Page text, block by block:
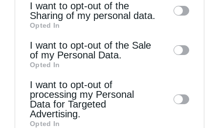
information by third parties on the IAB’s list
of downstream participants. This
information may also be disclosed by us to
third parties on theIAB’s List of
Downstream Participants
disclose it to other third parties.
I want to opt-out of the
Sharing of my personal data.
Opted In
I want to opt-out of the Sale
of my Personal Data.
Opted In
I want to opt-out of
processing my Personal
Data for Targeted
Advertising.
Opted In
Τελευταία άρθρα
Ελληνικός Ερυθρός Σταυρός: Τι πρέπει να
περιέχει ένα φαρμακείο διακοπών